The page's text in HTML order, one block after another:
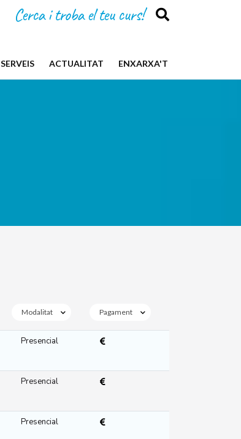
Cerca i troba el teu curs!
SERVEIS ACTUALITAT ENXARXA'T
Modalitat Pagament
Presencial
Presencial
Presencial